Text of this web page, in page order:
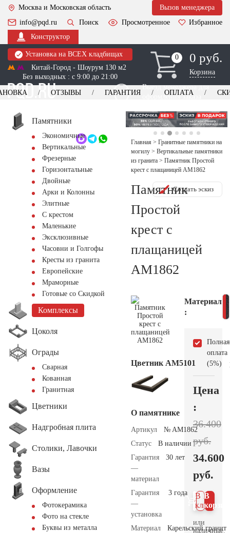
Москва и Московская область
Вызов менеджера
info@pqd.ru
Поиск Просмотренное
Избранное
Конструктор
Установка на ВСЕХ кладбищах
Китай-Город - Шоурум 130 м2
Без выходных : с 9:00 до 21:00
0
0 0 руб.
Корзина
Выезд менеджера для
оформления заказа
+7 (495) 518-44-23
Обратный звонок
ОТЗЫВЫ ГАРАНТИЯ ОПЛАТА
Памятники
Экономичные
Вертикальные
Фрезерные
Горизонтальные
Двойные
Арки и Колонны
Элитные
С крестом
Маленькие
Эксклюзивные
Часовни и Голгофы
Кресты из гранита
Европейские
Мраморные
Готовые со Скидкой
Комплексы
Цоколя
Ограды
Сварная
Кованная
Гранитная
Цветники
Надгробная плита
Столики, Лавочки
Вазы
Оформление
Фотокерамика
Фото на стекле
Буквы из металла
Главная > Гранитные памятники на
могилу > Вертикальные памятники
из гранита > Памятник Простой
крест с плащаницей AM1862
Памятник
Простой
крест с
плащаницей
AM1862
Создать эскиз
Цветник АМ5101
О памятнике
Артикул
№ AM1862
Статус
В наличии
Гарантия
—
материал
30 лет
Гарантия
—
установка
3 года
Материал
Карельский гранит
Материал
:
Полная
оплата
(5%)
Цена
:
36.400
руб.
34.600
руб.
В
В 1
клик
или
наличные.